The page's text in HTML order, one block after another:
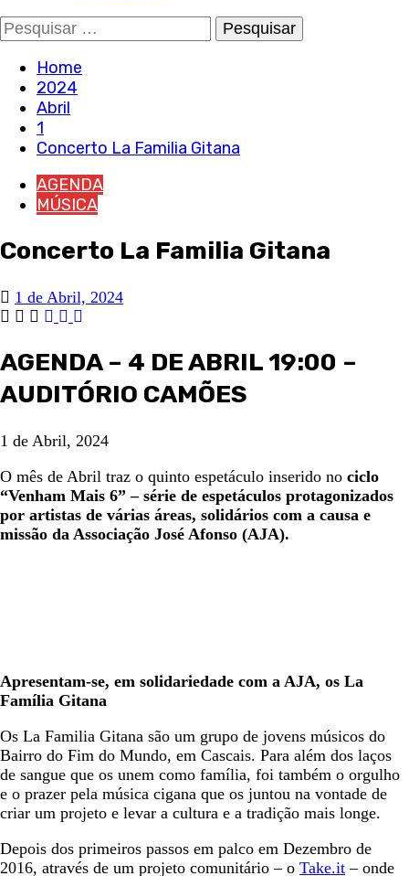
Pesquisar
por:
Home
2024
Abril
1
Concerto La Familia Gitana
AGENDA
MÚSICA
Concerto La Familia Gitana
1 de Abril, 2024
AGENDA – 4 DE ABRIL 19:00 –
AUDITÓRIO CAMÕES
1 de Abril, 2024
O mês de Abril traz o quinto espetáculo inserido no ciclo
“Venham Mais 6” – série de espetáculos protagonizados
por artistas de várias áreas, solidários com a causa e
missão da Associação José Afonso (AJA).
Apresentam-se, em solidariedade com a AJA, os La
Família Gitana
Os La Familia Gitana são um grupo de jovens músicos do
Bairro do Fim do Mundo, em Cascais. Para além dos laços
de sangue que os unem como família, foi também o orgulho
e o prazer pela música cigana que os juntou na vontade de
criar um projeto e levar a cultura e a tradição mais longe.
Depois dos primeiros passos em palco em Dezembro de
2016, através de um projeto comunitário – o Take.it – onde